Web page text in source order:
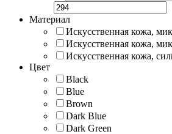
Материал
Искусственная кожа,
Искусственная кожа,
Искусственная кожа,
Цвет
Black
Blue
Brown
Dark Blue
Dark Green